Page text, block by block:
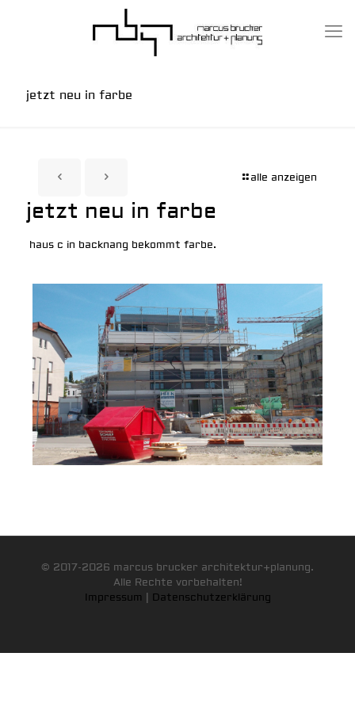
jetzt neu in farbe
alle anzeigen
jetzt neu in farbe
haus c in backnang bekommt farbe.
© 2017-2026 marcus brucker architektur+planung.
Alle Rechte vorbehalten!
Impressum
Datenschutzerklärung